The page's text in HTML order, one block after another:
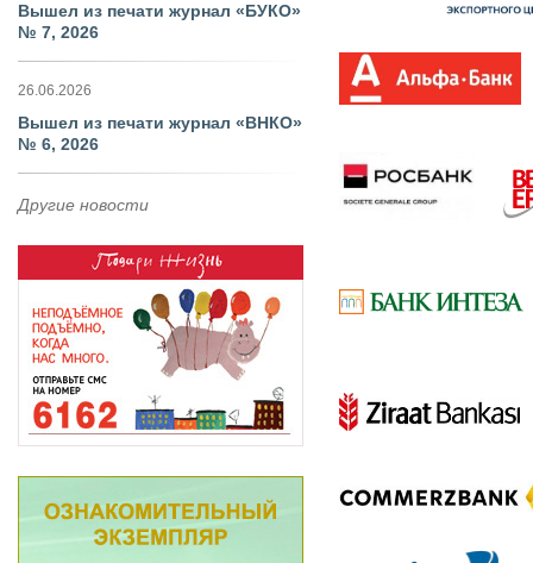
Вышел из печати журнал «БУКО»
№ 7, 2026
26.06.2026
Вышел из печати журнал «ВНКО»
№ 6, 2026
Другие новости